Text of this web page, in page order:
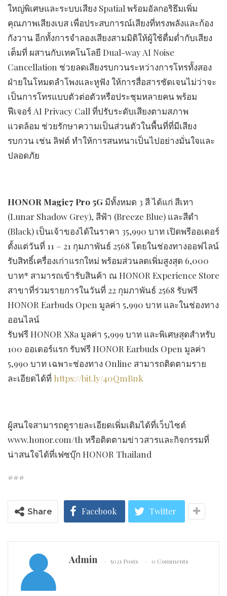
ใหญ่พิเศษและระบบเสียง Spatial พร้อมอัลกอริธึมเพิ่ม
คุณภาพเสียงเบส เพื่อประสบการณ์เสียงที่ทรงพลังและก้อง
กังวาน อีกทั้งการจำลองเสียงสามมิติให้ผู้ใช้ดื่มด่ำกับเสียง
เต็มที่ ผสานกับเทคโนโลยี Dual-way AI Noise
Cancellation ช่วยลดเสียงรบกวนระหว่างการโทรทั้งสอง
ฝ่ายในโหมดลำโพงและหูฟัง ให้การสื่อสารชัดเจนไม่ว่าจะ
เป็นการโทรแบบตัวต่อตัวหรือประชุมหลายคน พร้อม
ฟีเจอร์ AI Privacy Call ที่ปรับระดับเสียงตามสภาพ
แวดล้อม ช่วยรักษาความเป็นส่วนตัวในพื้นที่ที่มีเสียง
รบกวน เช่น ลิฟต์ ทำให้การสนทนาเป็นไปอย่างมั่นใจและ
ปลอดภัย
HONOR Magic7 Pro 5G มีทั้งหมด 3 สี ได้แก่ สีเทา
(Lunar Shadow Grey), สีฟ้า (Breeze Blue) และสีดำ
(Black) เป็นเจ้าของได้ในราคา 35,990 บาท เปิดพรีออเดอร์
ตั้งแต่วันที่ 11 – 21 กุมภาพันธ์ 2568 โดยในช่องทางออฟไลน์
รับสิทธิ์เครื่องเก่าแรกใหม่ พร้อมส่วนลดเพิ่มสูงสุด 6,000
บาท* สามารถเข้ารับสินค้า ณ HONOR Experience Store
สาขาที่ร่วมรายการในวันที่ 22 กุมภาพันธ์ 2568 รับฟรี
HONOR Earbuds Open มูลค่า 5,990 บาท และในช่องทาง
ออนไลน์
รับฟรี HONOR X8a มูลค่า 5,999 บาท และพิเศษสุดสำหรับ
100 ออเดอร์แรก รับฟรี HONOR Earbuds Open มูลค่า
5,990 บาท เฉพาะช่องทาง Online สามารถติดตามราย
ละเอียดได้ที่ https://bit.ly/40QmBnk
ผู้สนใจสามารถดูรายละเอียดเพิ่มเติมได้ที่เว็บไซต์
www.honor.com/th หรือติดตามข่าวสารและกิจกรรมที่
น่าสนใจได้ที่เฟซบุ๊ก HONOR Thailand
###
Share Facebook Twitter
Admin 5021 Posts 0 Comments